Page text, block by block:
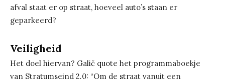
afval staat er op straat, hoeveel auto’s staan er
geparkeerd?
Veiligheid
Het doel hiervan? Galič quote het programmaboekje
van Stratumseind 2.0: “Om de straat vanuit een